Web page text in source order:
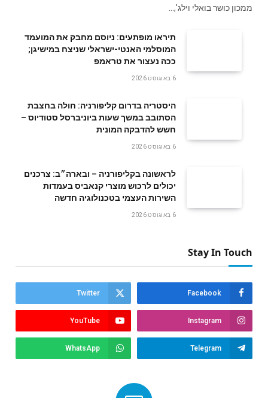
ממכון כושר בואלי וילג',…
תיראו מופתעים: ניוסם מחבק את המועמד
המוסלמי האנטי-ישראלי שניצח במישיגן;
ככה נעצור את טראמפ
6 באוגוסט 2026
היסטריה בדרום קליפורניה: חולה בחצבת
הסתובב במשך שעות ביוניברסל סטודיוס –
חשש להדבקה המונית
6 באוגוסט 2026
לראשונה בקליפורניה – ובארה״ב: צרכנים
יכולים לרכוש מוצרי קנאביס בעמדות
השירות העצמי בטכנולוגיה חדשה
6 באוגוסט 2026
Stay In Touch
Facebook
Twitter
Instagram
YouTube
Telegram
WhatsApp